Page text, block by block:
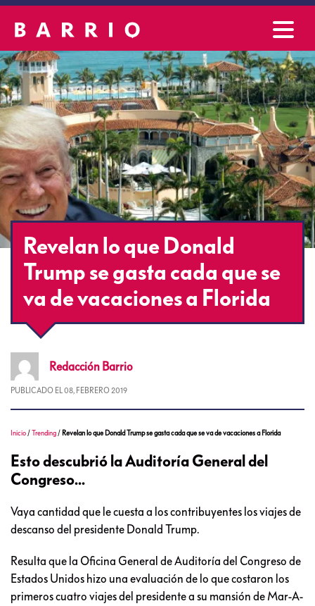
Revelan lo que Donald
Trump se gasta cada que se
va de vacaciones a Florida
Redacción Barrio
PUBLICADO EL 08, FEBRERO 2019
Inicio /Trending / Revelan lo que Donald Trump se gasta cada que se va de vacaciones a Florida
Esto descubrió la Auditoría General del
Congreso...
Vaya cantidad que le cuesta a los contribuyentes los viajes de
descanso del presidente Donald Trump.
Resulta que la Oficina General de Auditoría del Congreso de
Estados Unidos hizo una evaluación de lo que costaron los
primeros cuatro viajes del presidente a su mansión de Mar-A-